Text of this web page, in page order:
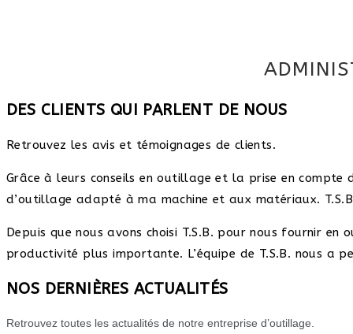
DES CLIENTS QUI PARLENT DE NOUS
Retrouvez les avis et témoignages de clients.
Grâce à leurs conseils en outillage et la prise en compte
d’outillage adapté à ma machine et aux matériaux.
Depuis que nous avons choisi T.S.B. pour nous fournir
productivité plus importante. L’équipe de T.S.B. nous a
NOS DERNIÈRES ACTUALITÉS
Retrouvez toutes les actualités de notre entreprise d’outillage.